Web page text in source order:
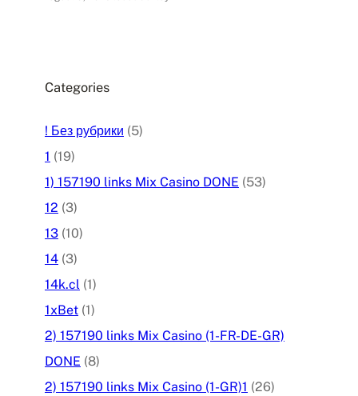
Categories
! Без рубрики (5)
1 (19)
1) 157190 links Mix Casino DONE (53)
12 (3)
13 (10)
14 (3)
14k.cl (1)
1xBet (1)
2) 157190 links Mix Casino (1-FR-DE-GR)
DONE (8)
2) 157190 links Mix Casino (1-GR)1 (26)